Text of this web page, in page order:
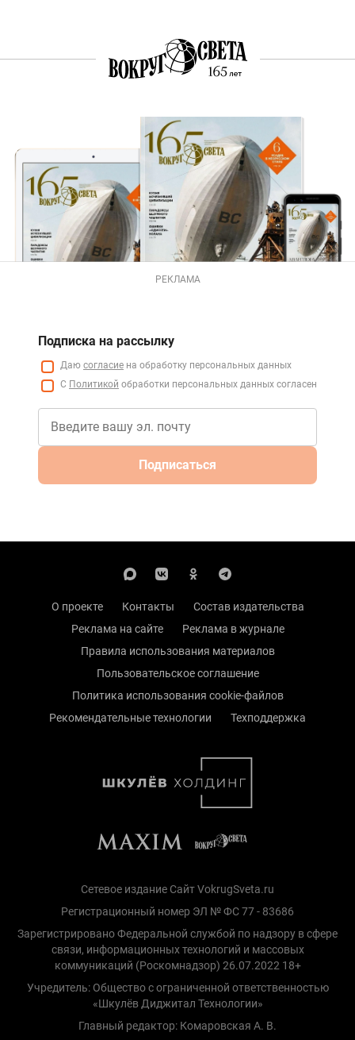
РЕКЛАМА
Подписка на рассылку
Даю согласие на обработку персональных данных
С Политикой обработки персональных данных согласен
Подписаться
О проекте Контакты
Состав издательства
Реклама на сайте
Реклама в журнале
Правила использования материалов
Пользовательское соглашение
Политика использования cookie-файлов
Рекомендательные технологии
Техподдержка
Сетевое издание Сайт VokrugSveta.ru
Регистрационный номер ЭЛ № ФС 77 - 83686
Зарегистрировано Федеральной службой по надзору в сфере
связи, информационных технологий и массовых
коммуникаций (Роскомнадзор) 26.07.2022 18+
Учредитель: Общество с ограниченной ответственностью
«Шкулёв Диджитал Технологии»
Главный редактор: Комаровская А. В.